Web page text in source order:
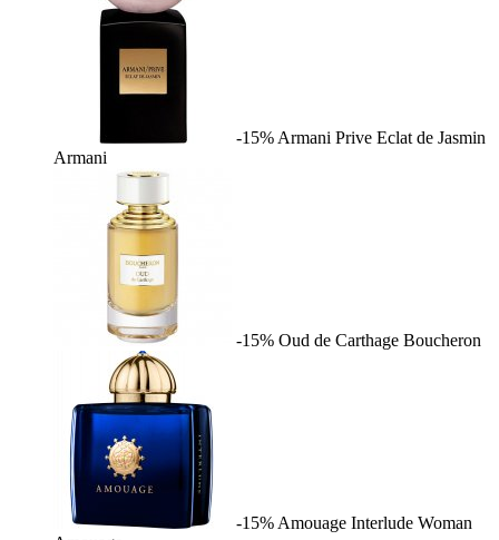
-15% Armani Prive Eclat de Jasmin
Armani
-15% Oud de Carthage Boucheron
-15% Amouage Interlude Woman